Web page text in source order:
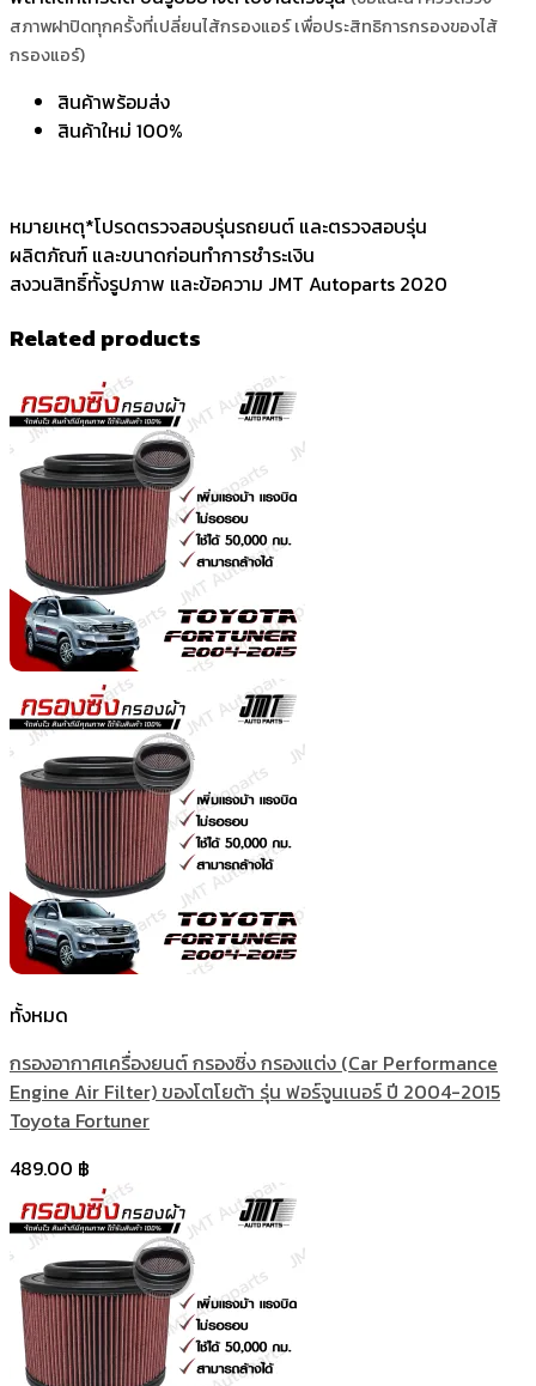
สภาพฝาปิดทุกครั้งที่เปลี่ยนไส้กรองแอร์ เพื่อประสิทธิการกรองของไส้
กรองแอร์)
สินค้าพร้อมส่ง
สินค้าใหม่ 100%
หมายเหตุ*โปรดตรวจสอบรุ่นรถยนต์ และตรวจสอบรุ่น
ผลิตภัณฑ์ และขนาดก่อนทำการชำระเงิน
สงวนสิทธิ์ทั้งรูปภาพ และข้อความ JMT Autoparts 2020
Related products
ทั้งหมด
กรองอากาศเครื่องยนต์ กรองซิ่ง กรองแต่ง (Car Performance
Engine Air Filter) ของโตโยต้า รุ่น ฟอร์จูนเนอร์ ปี 2004-2015
Toyota Fortuner
489.00 ฿